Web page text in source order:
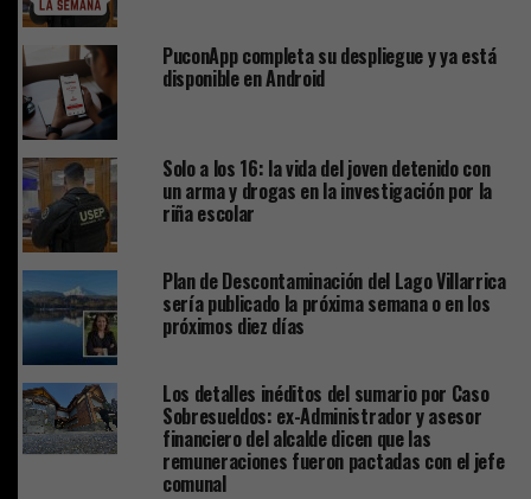
PuconApp completa su despliegue y ya está
disponible en Android
Solo a los 16: la vida del joven detenido con
un arma y drogas en la investigación por la
riña escolar
Plan de Descontaminación del Lago Villarrica
sería publicado la próxima semana o en los
próximos diez días
Los detalles inéditos del sumario por Caso
Sobresueldos: ex-Administrador y asesor
financiero del alcalde dicen que las
remuneraciones fueron pactadas con el jefe
comunal